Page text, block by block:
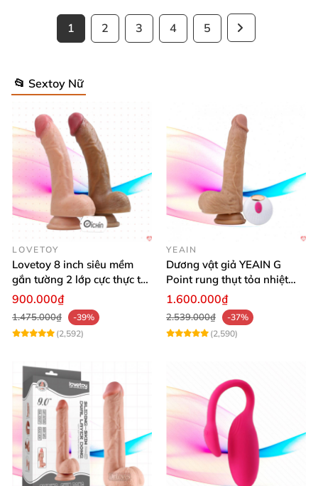
1 2 3 4 5
📂 Sextoy Nữ
LOVETOY
Lovetoy 8 inch siêu mềm
gắn tường 2 lớp cực thực tế,
dễ dùng
900.000₫
1.475.000₫
-39%
(2,592)
YEAIN
Dương vật giả YEAIN G
Point rung thụt tỏa nhiệt
điều khiển từ xa silicon
1.600.000₫
2.539.000₫
-37%
(2,590)